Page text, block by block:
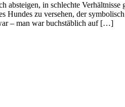
in schlechte
zu versehen, der
– man war buchstäblich auf […]